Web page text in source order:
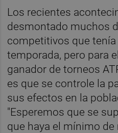
Los recientes
desmontado muchos
competitivos que
temporada, pero para
ganador de torneos
es que se controle la
sus efectos en la
"Esperemos que se
que haya el mínimo